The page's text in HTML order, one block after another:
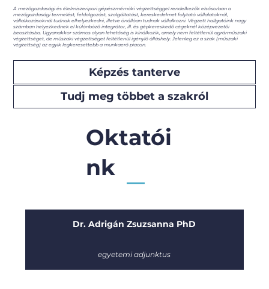
A mezőgazdasági és élelmiszeripari gépészmérnöki végzettséggel rendelkezők elsősorban a
mezőgazdasági termelést, feldolgozást, szolgáltatást, kereskedelmet folytató vállalatoknál,
vállalkozásoknál tudnak elhelyezkedni, illetve önállóan tudnak vállalkozni. Végzett hallgatóink nagy
számban helyezkednek el különböző integrátor, ill. és gépkereskedő cégeknél középvezetői
beosztásba. Ugyanakkor számos olyan lehetőség is kínálkozik, amely nem feltétlenül agrárműszaki
végzettséget, de műszaki végzettséget feltétlenül igénylő álláshely. Jelenleg ez a szak (műszaki
végzettség) az egyik legkeresettebb a munkaerő piacon.
Képzés tanterve
Tudj meg többet a szakról
Oktatói
nk
Dr. Adrigán Zsuzsanna PhD
egyetemi adjunktus